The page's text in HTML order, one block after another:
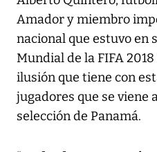
Amador y miembro
nacional que estuvo en
Mundial de la FIFA
ilusión que tiene con
jugadores que se viene
selección de Panamá.